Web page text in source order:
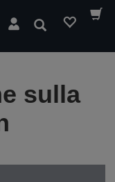
Cerca
sulla